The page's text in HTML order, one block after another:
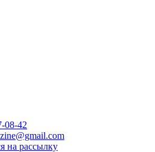
08-42
на рассылку